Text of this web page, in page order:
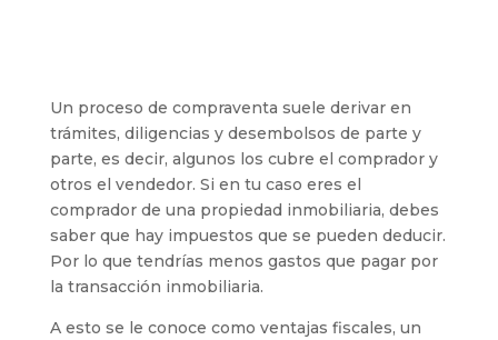
Un proceso de compraventa suele derivar en
trámites, diligencias y desembolsos de parte y
parte, es decir, algunos los cubre el comprador y
otros el vendedor. Si en tu caso eres el
comprador de una propiedad inmobiliaria, debes
saber que hay impuestos que se pueden deducir.
Por lo que tendrías menos gastos que pagar por
la transacción inmobiliaria.
A esto se le conoce como ventajas fiscales, un